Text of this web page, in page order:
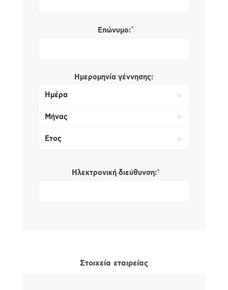
Επώνυμο:*
Ημερομηνία γέννησης:
Ηλεκτρονική διεύθυνση:*
Στοιχεία εταιρείας